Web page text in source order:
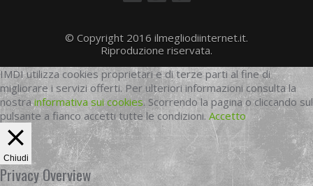
© Copyright 2016 ilmegliodiinternet.it.
Riproduzione riservata.
IMDI utilizza cookies proprietari e di terze parti al fine di
migliorare i servizi offerti. Per ulteriori informazioni consulta la
nostrainformativa sui cookies. Scorrendo la pagina o cliccando sul
pulsante a fianco accetti tutte le condizioni. Accetto
Chiudi
Privacy Overview